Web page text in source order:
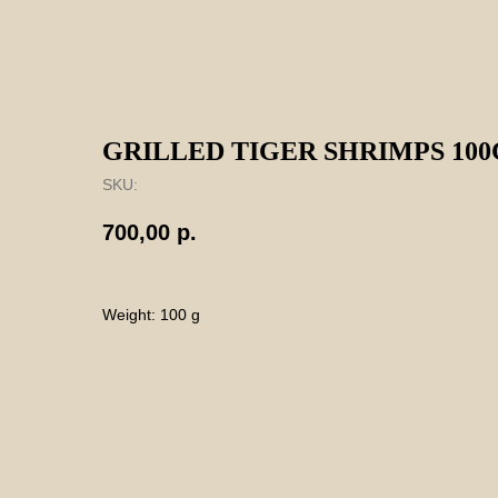
GRILLED TIGER SHRIMPS
SKU:
700,00 р.
Weight: 100 g